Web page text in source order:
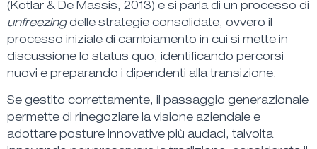
(Kotlar & De Massis, 2013) e si parla di un processo di
unfreezingdelle strategie consolidate, ovvero il
processo iniziale di cambiamento in cui si mette in
discussione lo status quo, identificando percorsi
nuovi e preparando i dipendenti alla transizione.
Se gestito correttamente, il passaggio generazionale
permette di rinegoziare la visione aziendale e
adottare posture innovative più audaci, talvolta